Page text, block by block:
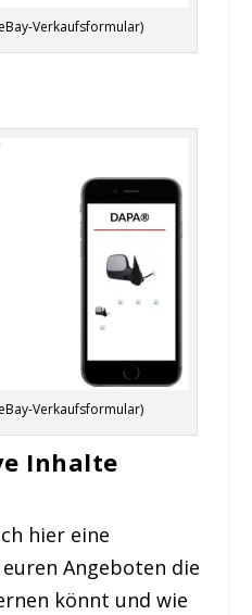
Verkaufsformular)
Verkaufsformular)
Inhalte
hier eine
Angeboten die
könnt und wie